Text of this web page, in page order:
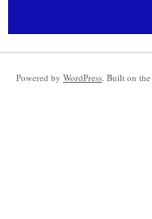
Powered by WordPress. Built on the